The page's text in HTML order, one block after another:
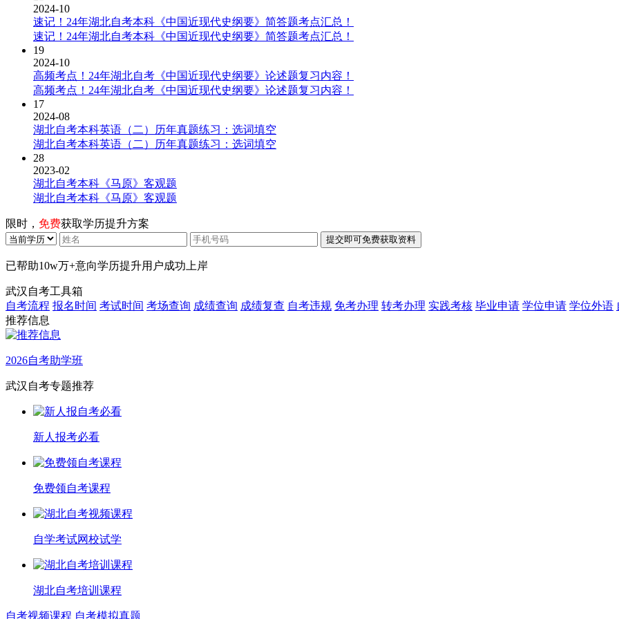
2024-10
速记！24年湖北自考本科《中国近现代史纲要》简答题考点汇总！
速记！24年湖北自考本科《中国近现代史纲要》简答题考点汇总！
19
2024-10
高频考点！24年湖北自考《中国近现代史纲要》论述题复习内容！
高频考点！24年湖北自考《中国近现代史纲要》论述题复习内容！
17
2024-08
湖北自考本科英语（二）历年真题练习：选词填空
湖北自考本科英语（二）历年真题练习：选词填空
28
2023-02
湖北自考本科《马原》客观题
湖北自考本科《马原》客观题
限时， 免费获取学历提升方案
已帮助10w万+意向学历提升用户成功上岸
武汉自考工具箱
自考流程 报名时间 考试时间 考场查询 成绩查询 成绩复查 自考违规 免考办理 转考办理 实践考核 毕业申请 学位申请 学位外语
推荐信息
2026自考助学班
武汉自考专题推荐
新人报考必看
免费领自考课程
自学考试网校试学
湖北自考培训课程
自考视频课程 自考模拟真题